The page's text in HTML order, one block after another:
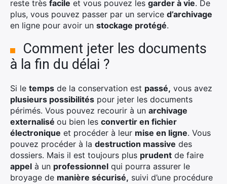
reste très facile et vous pouvez les garder à vie. De
plus, vous pouvez passer par un service d’archivage
en ligne pour avoir un stockage protégé.
Comment jeter les documents
à la fin du délai ?
Si le temps de la conservation est passé, vous avez
plusieurs possibilités pour jeter les documents
périmés. Vous pouvez recourir à un archivage
externalisé ou bien les convertir en fichier
électronique et procéder à leur mise en ligne. Vous
pouvez procéder à la destruction massive des
dossiers. Mais il est toujours plus prudent de faire
appel à un professionnel qui pourra assurer le
broyage de manière sécurisé, suivi d’une procédure